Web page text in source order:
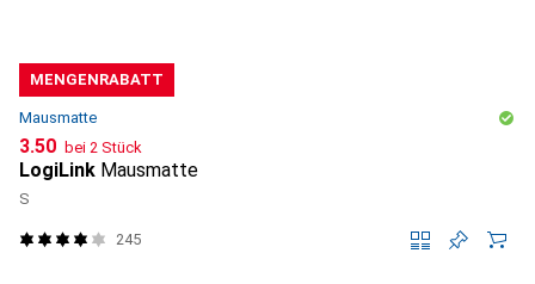
MENGENRABATT
Mausmatte
CHF
3.50 bei 2 Stück
LogiLink Mausmatte
S
245